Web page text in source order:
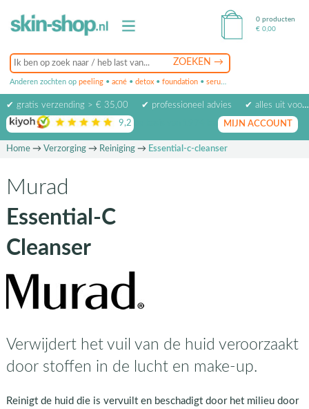
Anderen zochten op peeling • acné • detox • foundation • serum
0 producten
€ 0,00
✔ gratis verzending > € 35,00 ✔ professioneel advies
✔ alles uit voorraad leverbaar
9,2 op basis van beoordelingen
MIJN ACCOUNT
Home→ Verzorging→ Reiniging→ Essential-c-cleanser
Murad
Essential-C
Cleanser
Verwijdert het vuil van de huid veroorzaakt
door stoffen in de lucht en make-up.
Reinigt de huid die is vervuilt en beschadigt door het milieu door